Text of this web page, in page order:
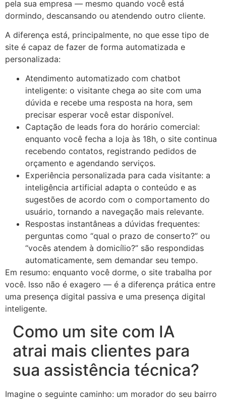
pela sua empresa — mesmo quando você está
dormindo, descansando ou atendendo outro cliente.
A diferença está, principalmente, no que esse tipo de
site é capaz de fazer de forma automatizada e
personalizada:
Atendimento automatizado com chatbot
inteligente: o visitante chega ao site com uma
dúvida e recebe uma resposta na hora, sem
precisar esperar você estar disponível.
Captação de leads fora do horário comercial:
enquanto você fecha a loja às 18h, o site continua
recebendo contatos, registrando pedidos de
orçamento e agendando serviços.
Experiência personalizada para cada visitante: a
inteligência artificial adapta o conteúdo e as
sugestões de acordo com o comportamento do
usuário, tornando a navegação mais relevante.
Respostas instantâneas a dúvidas frequentes:
perguntas como “qual o prazo de conserto?” ou
“vocês atendem à domicílio?” são respondidas
automaticamente, sem demandar seu tempo.
Em resumo: enquanto você dorme, o site trabalha por
você. Isso não é exagero — é a diferença prática entre
uma presença digital passiva e uma presença digital
inteligente.
Como um site com IA
atrai mais clientes para
sua assistência técnica?
Imagine o seguinte caminho: um morador do seu bairro